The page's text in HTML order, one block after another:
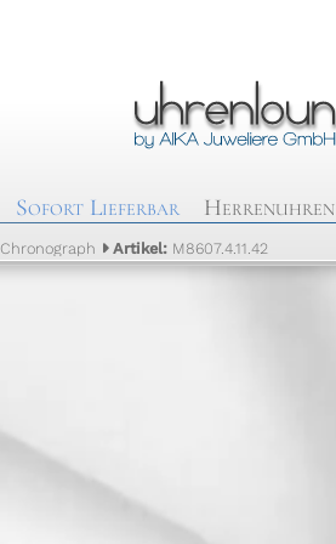
Sofort Lieferbar Herrenuhren
Chronograph Artikel: M8607.4.11.42